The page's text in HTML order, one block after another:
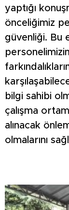
yaptığı
önceliğimiz
güvenliği. Bu
bilgi sahibi
çalışma
alınacak
olmalarını